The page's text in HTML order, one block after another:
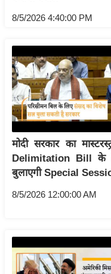
र
फ
ल
वि
शे
ष
वि
श्ले
ष
ण
ग
8/5/2026 4:40:00 PM
मोदी सरकार का
Delimitation Bill के
बुलाएगी Special
8/5/2026 12:00:00 AM